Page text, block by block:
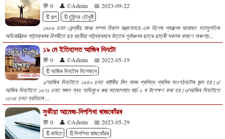
💬 0 👤 ©Admin
📅 2023-09-22
🔖গল্প
🔖চুমিন্দ্ৰ চৌধুৰী
১৯৮৬ চনত কেন্দ্ৰীয় মানৱ সম্পদ বিকাশ মন্ত্ৰণালয়ে এক বিশেষ প্ৰকল্পৰ আধাৰত গতানুগতিক
অভিযান্ত্ৰিক পাঠ্যক্ৰমৰ বিপৰীতে ছয় বছৰীয়া পাঠ্যক্ৰমৰে উত্তৰ পূৰ্বাঞ্চলৰ ছাত্ৰ-ছাত্ৰী সকলৰ কাৰণে অৰুণাচ...
১৯ মে ইতিহাসত আজিৰ দিনটো
💬 0 👤 ©Admin
📅 2022-05-19
🔖আজিৰ দিনটোৰ বিশেষত্ব
১/আজিৰ দিনটোতে ১৯৪০ চনত ৰাষ্ট্ৰীয় মিল নামৰ প্ৰসিদ্ধ শ্ৰমিক সংংগঠনটোৰ জন্ম হয়।২/
আজিৰ দিনটোতে ১৯৭১ চনত মঙ্গল গ্ৰহ অভিমুখে ৰুছ মহাকাশযান মাৰ্চ-২ ৰ উপেক্ষণ কৰা হয়।৩/আজিৰ দিনটোতে
১৫৩৫ চনত ব্যভিচাৰ ...
সুকীয়া আমেজ-দিপশিখা ৰাজকোঁৱৰ
💬 0 👤 ©Admin
📅 2023-05-29
🔖কবিতা
🔖দিপশিখা ৰাজকোঁৱৰ